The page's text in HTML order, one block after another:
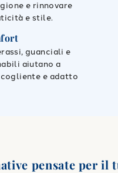
e rinnovare
e stile.
guanciali e
aiutano a
e adatto
pensate per il